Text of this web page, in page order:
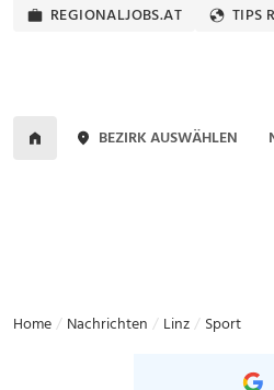
REGIONALJOBS.AT TIPS
BEZIRK AUSWÄHLEN
Home Nachrichten Linz Sport